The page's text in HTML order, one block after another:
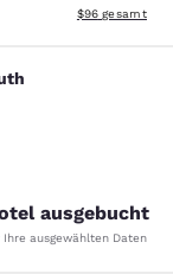
Geschätzte
$96 gesamt
138 Bewertungen
ausgebucht
Ihre ausgewählten Daten